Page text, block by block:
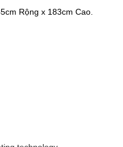
Rộng x 183cm Cao.